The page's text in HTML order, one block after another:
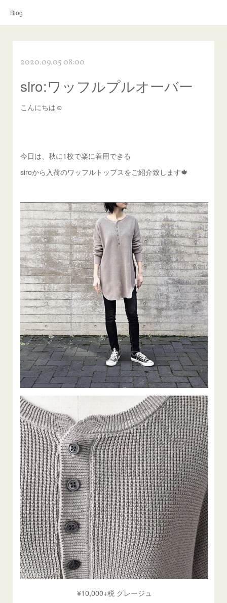
Blog
2020.09.05 08:00
siro:ワッフルプルオーバー
こんにちは☺︎
今日は、秋に1枚で楽に着用できる
siroから入荷のワッフルトップスをご紹介致します🍁
¥10,000+税 グレージュ